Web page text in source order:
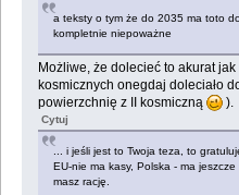
a teksty o tym że do 2035 ma toto
kompletnie niepoważne
Możliwe, że dolecieć to akurat
kosmicznych onegdaj doleciało
powierzchnię z II kosmiczną
).
Cytuj
... i jeśli jest to Twoja teza, to
EU-nie ma kasy, Polska - ma
masz rację.